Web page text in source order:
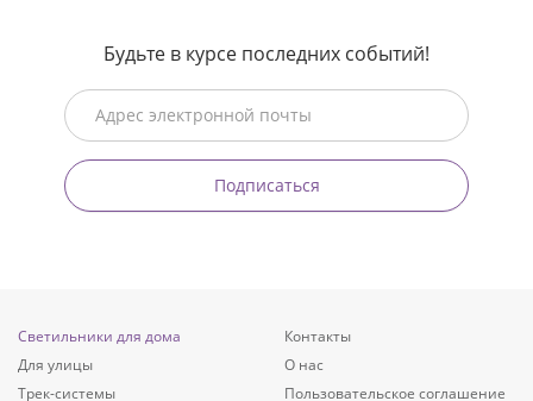
Будьте в курсе последних событий!
Подписаться
Светильники для дома
Для улицы
Трек-системы
Контакты
О нас
Пользовательское соглашение